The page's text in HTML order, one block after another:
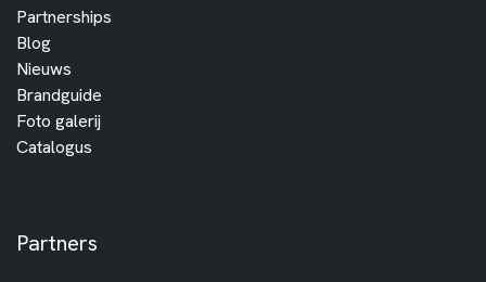
Partnerships
Blog
Nieuws
Brandguide
Foto galerij
Catalogus
Partners